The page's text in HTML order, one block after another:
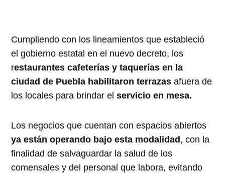
Cumpliendo con los lineamientos que estableció
el gobierno estatal en el nuevo decreto, los
restaurantes cafeterías y taquerías en la
ciudad de Puebla habilitaron terrazas afuera de
los locales para brindar elservicio en mesa.
Los negocios que cuentan con espacios abiertos
ya están operando bajo esta modalidad , con la
finalidad de salvaguardar la salud de los
comensales y del personal que labora, evitando